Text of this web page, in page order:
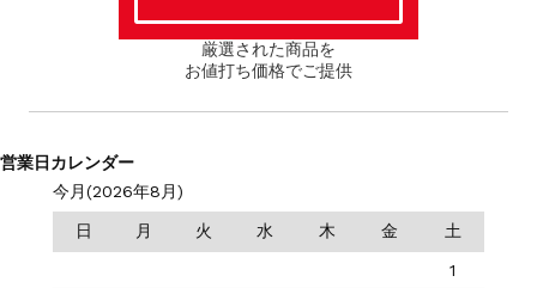
厳選された商品を
お値打ち価格でご提供
営業日カレンダー
今月(2026年8月)
日 月 火 水 木 金 土
1